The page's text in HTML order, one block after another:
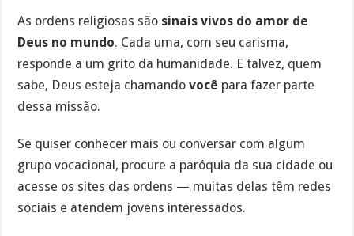
As ordens religiosas são sinais vivos do amor de
Deus no mundo. Cada uma, com seu carisma,
responde a um grito da humanidade. E talvez, quem
sabe, Deus esteja chamandovocê para fazer parte
dessa missão.
Se quiser conhecer mais ou conversar com algum
grupo vocacional, procure a paróquia da sua cidade ou
acesse os sites das ordens — muitas delas têm redes
sociais e atendem jovens interessados.